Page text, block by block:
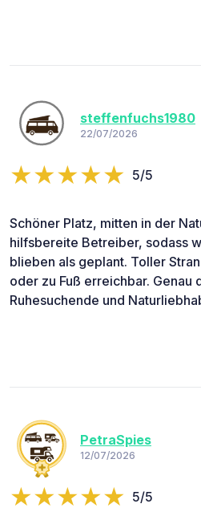
steffenfuchs1980
22/07/2026
5/5
Schöner Platz, mitten in der
hilfsbereite Betreiber, sodass
blieben als geplant. Toller
oder zu Fuß erreichbar. Genau
Ruhesuchende und
PetraSpies
12/07/2026
5/5